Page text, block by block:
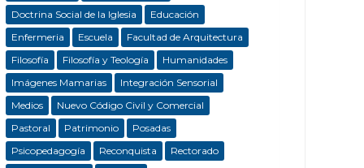
Doctrina Social de la Iglesia
Educación
Enfermeria
Escuela
Facultad de Arquitectura
Filosofía
Filosofía y Teología
Humanidades
Imágenes Mamarias
Integración Sensorial
Medios
Nuevo Código Civil y Comercial
Pastoral
Patrimonio
Posadas
Psicopedagogía
Reconquista
Rectorado